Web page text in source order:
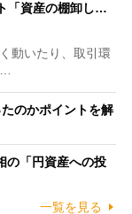
「資産の棚卸し…
動いたり、取引環
…
のかポイントを解
の「円資産への投
一覧を見る